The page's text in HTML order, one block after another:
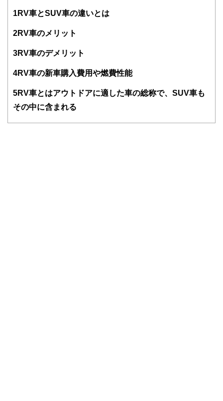
得者を中心に「お金や暮らし」に関する書籍・雑誌の編集経
験者で構成され、企画立案から記事掲載まですべての工程に
護士、税理士、宅地建物取引士、相続診断士、住宅ローンア
士、行政書士、投資アナリスト、キャリアコンサルタントな
かしく感じられる年金や税金、相続、保険、ローンなどの話
1 RV車とSUV車の違いとは
2 RV車のメリット
3RV車のデメリット
4RV車の新車購入費用や燃費性能
5RV車とはアウトドアに適した車の総称で、SUV車も
その中に含まれる